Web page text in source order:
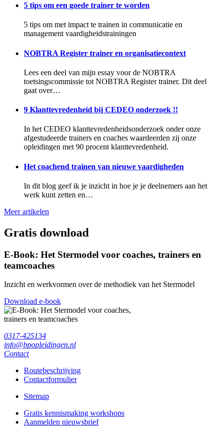
5 tips om een goede trainer te worden
5 tips om met impact te trainen in communicatie en
management vaardigheidstrainingen
NOBTRA Register trainer en organisatiecontext
Lees een deel van mijn essay voor de NOBTRA
toetsingscommissie tot NOBTRA Register trainer. Dit deel
gaat over…
9 Klanttevredenheid bij CEDEO onderzoek !!
In het CEDEO klanttevredenheidsonderzoek onder onze
afgestudeerde trainers en coaches waardeerden zij onze
opleidingen met 90 procent klanttevredenheid.
Het coachend trainen van nieuwe vaardigheden
In dit blog geef ik je inzicht in hoe je je deelnemers aan het
werk kunt zetten en…
Meer artikelen
Gratis download
E-Book: Het Stermodel voor coaches, trainers en
teamcoaches
Inzicht en werkvormen over de methodiek van het Stermodel
Download e-book
0317-425134
info@bpopleidingen.nl
Contact
Routebeschrijving
Contactformulier
Sitemap
Gratis kennismaking workshops
Aanmelden nieuwsbrief